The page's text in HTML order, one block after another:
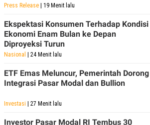
Press Release | 19 Menit lalu
Ekspektasi Konsumen Terhadap Kondisi
Ekonomi Enam Bulan ke Depan
Diproyeksi Turun
Nasional | 24 Menit lalu
ETF Emas Meluncur, Pemerintah Dorong
Integrasi Pasar Modal dan Bullion
Investasi | 27 Menit lalu
Investor Pasar Modal RI Tembus 30